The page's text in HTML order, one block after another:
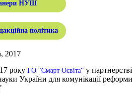
НУШ
політика
2017
року ГО "Смарт Освіта" у партнерстві
України для комунікації реформи